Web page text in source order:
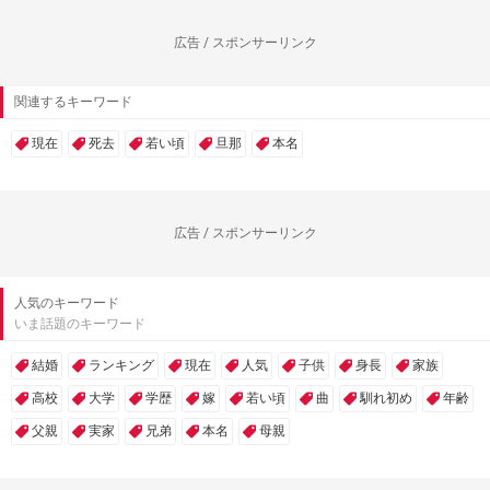
広告 / スポンサーリンク
関連するキーワード
現在 死去 若い頃 旦那 本名
広告 / スポンサーリンク
人気のキーワード
いま話題のキーワード
結婚 ランキング 現在 人気 子供 身長 家族
高校 大学 学歴 嫁 若い頃 曲 馴れ初め 年齢
父親 実家 兄弟 本名 母親